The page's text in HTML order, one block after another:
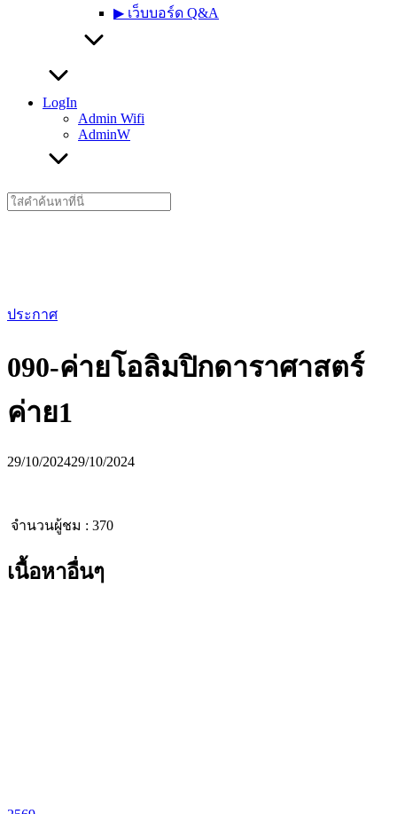
▶︎ เว็บบอร์ด Q&A
LogIn
Admin Wifi
AdminW
Search
for:
ประกาศ
090-ค่ายโอลิมปิกดาราศาสตร์
ค่าย1
29/10/202429/10/2024
จำนวนผู้ชม : 370
เนื้อหาอื่นๆ